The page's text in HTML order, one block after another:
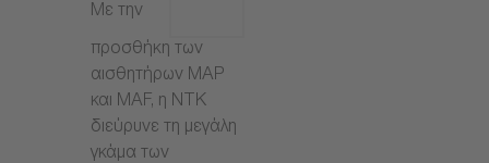
Με την
προσθήκη των
αισθητήρων MAP
και MAF, η NTK
διεύρυνε τη μεγάλη
γκάμα των